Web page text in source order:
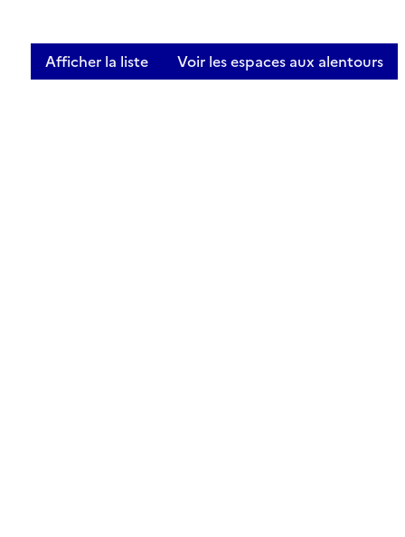
Afficher la liste Voir les espaces aux alentours